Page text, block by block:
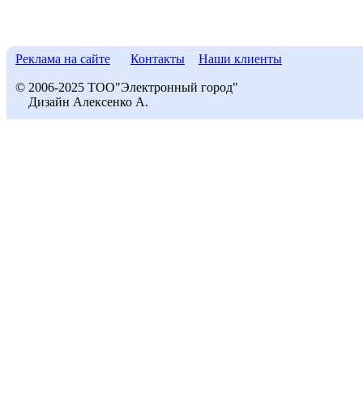
Реклама на сайте Контакты Наши клиенты
© 2006-2025 ТОО"Электронный город"
Дизайн Алексенко А.